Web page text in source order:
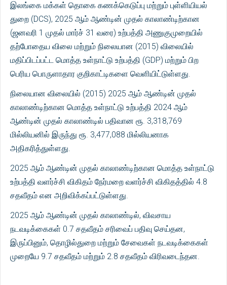
இலங்கை மக்கள் தொகை கணக்கெடுப்பு மற்றும் புள்ளியியல்
துறை (DCS), 2025 ஆம் ஆண்டின் முதல் காலாண்டிற்கான
(ஜனவரி 1 முதல் மார்ச் 31 வரை) உற்பத்தி அணுகுமுறையில்
தற்போதைய விலை மற்றும் நிலையான (2015) விலையில்
மதிப்பிடப்பட்ட மொத்த உள்நாட்டு உற்பத்தி (GDP) மற்றும் பிற
பெரிய பொருளாதார குறிகாட்டிகளை வெளியிட்டுள்ளது.
நிலையான விலையில் (2015) 2025 ஆம் ஆண்டின் முதல்
காலாண்டிற்கான மொத்த உள்நாட்டு உற்பத்தி 2024 ஆம்
ஆண்டின் முதல் காலாண்டில் பதிவான ரூ. 3,318,769
மில்லியனில் இருந்து ரூ. 3,477,088 மில்லியனாக
அதிகரித்துள்ளது.
2025 ஆம் ஆண்டின் முதல் காலாண்டிற்கான மொத்த உள்நாட்டு
உற்பத்தி வளர்ச்சி விகிதம் நேர்மறை வளர்ச்சி விகிதத்தில் 4.8
சதவீதம் என அறிவிக்கப்பட்டுள்ளது.
2025 ஆம் ஆண்டின் முதல் காலாண்டில், விவசாய
நடவடிக்கைகள் 0.7 சதவீதம் சரிவைப் பதிவு செய்தன,
இருப்பினும், தொழில்துறை மற்றும் சேவைகள் நடவடிக்கைகள்
முறையே 9.7 சதவீதம் மற்றும் 2.8 சதவீதம் விரிவடைந்தன.